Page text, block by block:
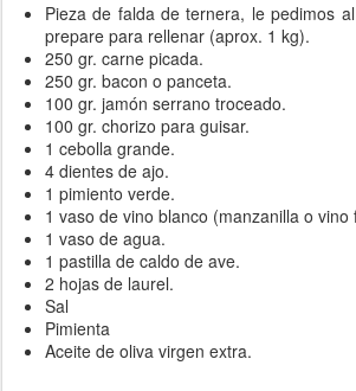
Pieza de falda de ternera, le pedimos
prepare para rellenar (aprox. 1 kg).
250 gr. carne picada.
250 gr. bacon o panceta.
100 gr. jamón serrano troceado.
100 gr. chorizo para guisar.
1 cebolla grande.
4 dientes de ajo.
1 pimiento verde.
1 vaso de vino blanco (manzanilla o vino
1 vaso de agua.
1 pastilla de caldo de ave.
2 hojas de laurel.
Sal
Pimienta
Aceite de oliva virgen extra.